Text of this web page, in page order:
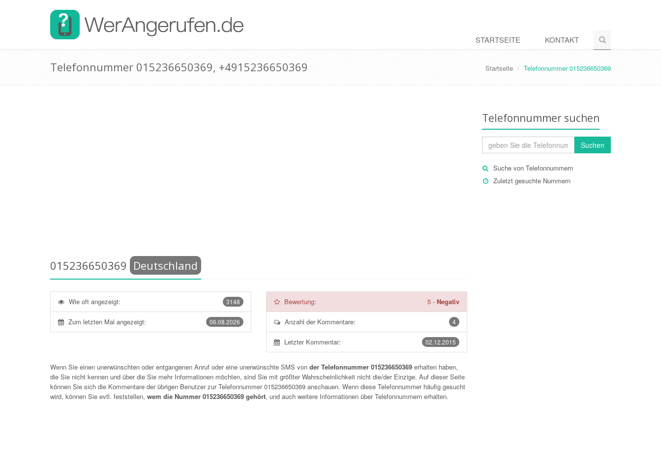
STARTSEITE KONTAKT
Telefonnummer 015236650369, +4915236650369 Startseite Telefonnummer 015236650369
015236650369 Deutschland
3148
Wie oft angezeigt:
06.08.2026
Zum letzten Mal angezeigt:
Bewertung: 5- Negativ
4
Anzahl der Kommentare:
02.12.2015
Letzter Kommentar:
Wenn Sie einen unerwünschten oder entgangenen Anruf oder eine unerwünschte SMS von der Telefonnummer 015236650369 erhalten haben,
die Sie nicht kennen und über die Sie mehr Informationen möchten, sind Sie mit größter Wahrscheinlichkeit nicht die/der Einzige. Auf dieser Seite
können Sie sich die Kommentare der übrigen Benutzer zur Telefonnummer015236650369 anschauen. Wenn diese Telefonnummer häufig gesucht
wird, können Sie evtl. feststellen, wem die Nummer 015236650369 gehört, und auch weitere Informationen über Telefonnummern erhalten.
Telefonnummer suchen
Suchen
Suche von Telefonnummern
Zuletzt gesuchte Nummern